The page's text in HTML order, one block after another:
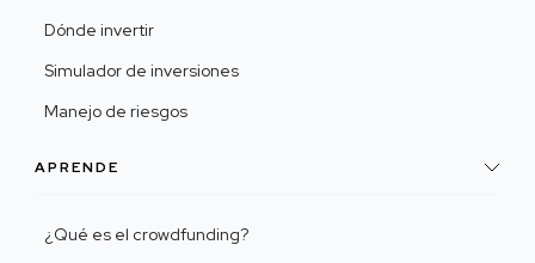
Dónde invertir
Simulador de inversiones
Manejo de riesgos
APRENDE
¿Qué es el crowdfunding?